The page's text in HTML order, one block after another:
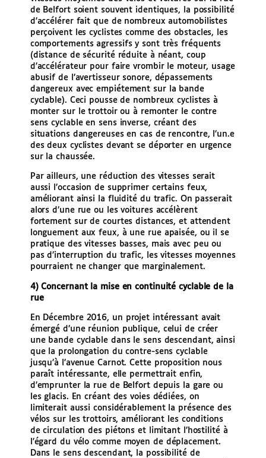
de Belfort soient souvent identiques, la possibilité
d’accélérer fait que de nombreux automobilistes
perçoivent les cyclistes comme des obstacles, les
comportements agressifs y sont très fréquents
(distance de sécurité réduite à néant, coup
d’accélérateur pour faire vrombir le moteur, usage
abusif de l’avertisseur sonore, dépassements
dangereux avec empiétement sur la bande
cyclable). Ceci pousse de nombreux cyclistes à
monter sur le trottoir ou à remonter le contre
sens cyclable en sens inverse, créant des
situations dangereuses en cas de rencontre, l’un.e
des deux cyclistes devant se déporter en urgence
sur la chaussée.
Par ailleurs, une réduction des vitesses serait
aussi l’occasion de supprimer certains feux,
améliorant ainsi la fluidité du trafic. On passerait
alors d’une rue ou les voitures accélèrent
fortement sur de courtes distances, et attendent
longuement aux feux, à une rue apaisée, ou il se
pratique des vitesses basses, mais avec peu ou
pas d’interruption du trafic, les vitesses moyennes
pourraient ne changer que marginalement.
4) Concernant la mise en continuité cyclable de la
rue
En Décembre 2016, un projet intéressant avait
émergé d’une réunion publique, celui de créer
une bande cyclable dans le sens descendant, ainsi
que la prolongation du contre-sens cyclable
jusqu’à l’avenue Carnot. Cette proposition nous
paraît intéressante, elle permettrait enfin,
d’emprunter la rue de Belfort depuis la gare ou
les glacis. En créant des voies dédiées, on
limiterait aussi considérablement la présence des
vélos sur les trottoirs, améliorant les conditions
de circulation des piétons et limitant l’hostilité à
l’égard du vélo comme moyen de déplacement.
Dans le sens descendant, la possibilité de